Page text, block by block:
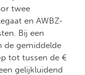
twee
en AWBZ-
Bij een
de gemiddelde
tot tussen de €
gelijkluidend